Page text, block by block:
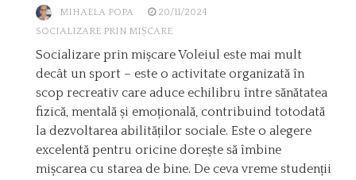
MIHAELA POPA
20/11/2024
SOCIALIZARE PRIN MIȘCARE
Socializare prin mișcare Voleiul este mai mult
decât un sport – este o activitate organizată în
scop recreativ care aduce echilibru între sănătatea
fizică, mentală și emoțională, contribuind totodată
la dezvoltarea abilităților sociale. Este o alegere
excelentă pentru oricine dorește să îmbine
mișcarea cu starea de bine. De ceva vreme studenții